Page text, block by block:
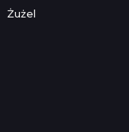
Żużel